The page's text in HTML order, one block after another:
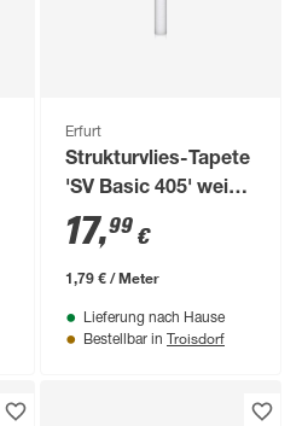
Erfurt
Strukturvlies-Tapete
'SV Basic 405' weiß
0,53 x 10,05 m
17,99 €
1,79 € / Meter
Lieferung nach Hause
Bestellbar in Troisdorf